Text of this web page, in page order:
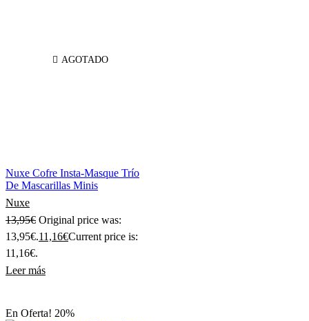
AGOTADO
Nuxe Cofre Insta-Masque Trío
De Mascarillas Minis
Nuxe
13,95€ Original price was:
13,95€.11,16€Current price is:
11,16€.
Leer más
En Oferta! 20%